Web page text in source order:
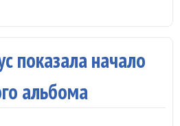
показала начало
альбома